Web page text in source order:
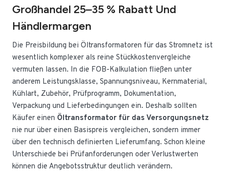
Großhandel 25–35 % Rabatt Und
Händlermargen
Die Preisbildung bei Öltransformatoren für das Stromnetz ist
wesentlich komplexer als reine Stückkostenvergleiche
vermuten lassen. In die FOB-Kalkulation fließen unter
anderem Leistungsklasse, Spannungsniveau, Kernmaterial,
Kühlart, Zubehör, Prüfprogramm, Dokumentation,
Verpackung und Lieferbedingungen ein. Deshalb sollten
Käufer einen Öltransformator für das Versorgungsnetz
nie nur über einen Basispreis vergleichen, sondern immer
über den technisch definierten Lieferumfang. Schon kleine
Unterschiede bei Prüfanforderungen oder Verlustwerten
können die Angebotsstruktur deutlich verändern.